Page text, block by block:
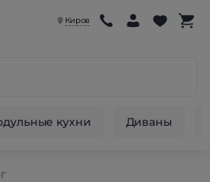
Киров
кухни Диваны